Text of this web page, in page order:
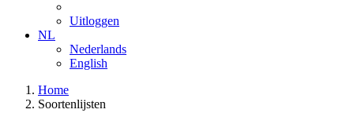
Uitloggen
NL
Nederlands
English
Home
Soortenlijsten